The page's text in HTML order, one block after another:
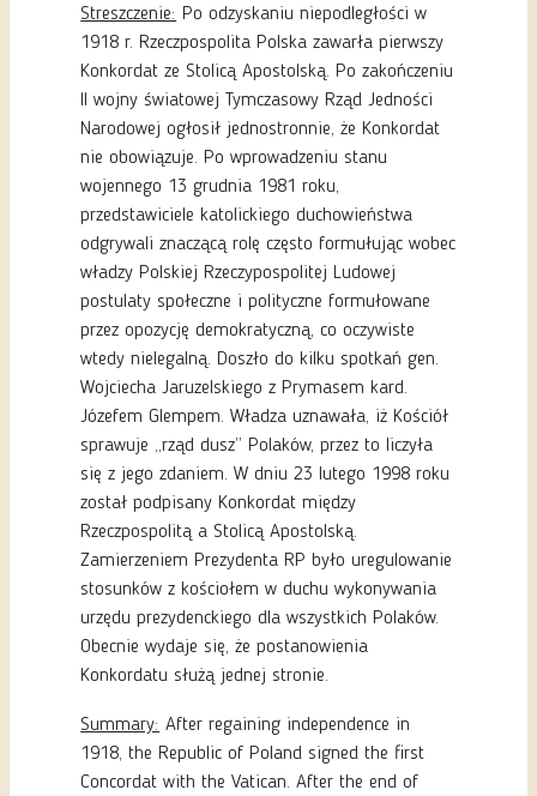
Streszczenie: Po odzyskaniu niepodległości w
1918 r. Rzeczpospolita Polska zawarła pierwszy
Konkordat ze Stolicą Apostolską. Po zakończeniu
II wojny światowej Tymczasowy Rząd Jedności
Narodowej ogłosił jednostronnie, że Konkordat
nie obowiązuje. Po wprowadzeniu stanu
wojennego 13 grudnia 1981 roku,
przedstawiciele katolickiego duchowieństwa
odgrywali znaczącą rolę często formułując wobec
władzy Polskiej Rzeczypospolitej Ludowej
postulaty społeczne i polityczne formułowane
przez opozycję demokratyczną, co oczywiste
wtedy nielegalną. Doszło do kilku spotkań gen.
Wojciecha Jaruzelskiego z Prymasem kard.
Józefem Glempem. Władza uznawała, iż Kościół
sprawuje „rząd dusz” Polaków, przez to liczyła
się z jego zdaniem. W dniu 23 lutego 1998 roku
został podpisany Konkordat między
Rzeczpospolitą a Stolicą Apostolską.
Zamierzeniem Prezydenta RP było uregulowanie
stosunków z kościołem w duchu wykonywania
urzędu prezydenckiego dla wszystkich Polaków.
Obecnie wydaje się, że postanowienia
Konkordatu służą jednej stronie.
Summary: After regaining independence in
1918, the Republic of Poland signed the first
Concordat with the Vatican. After the end of